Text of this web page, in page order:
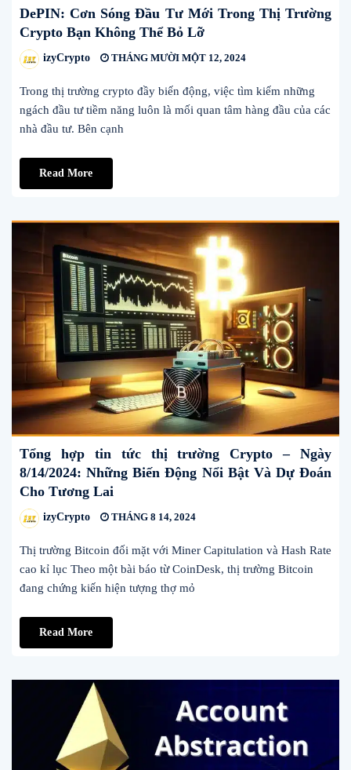
DePIN: Cơn Sóng Đầu Tư Mới Trong Thị Trường
Crypto Bạn Không Thể Bỏ Lỡ
izyCrypto THÁNG MƯỜI MỘT 12, 2024
Trong thị trường crypto đầy biến động, việc tìm kiếm những
ngách đầu tư tiềm năng luôn là mối quan tâm hàng đầu của các
nhà đầu tư. Bên cạnh
Read More
Tổng hợp tin tức thị trường Crypto – Ngày
8/14/2024: Những Biến Động Nổi Bật Và Dự Đoán
Cho Tương Lai
izyCrypto THÁNG 8 14, 2024
Thị trường Bitcoin đối mặt với Miner Capitulation và Hash Rate
cao kỉ lục Theo một bài báo từ CoinDesk, thị trường Bitcoin
đang chứng kiến hiện tượng thợ mỏ
Read More